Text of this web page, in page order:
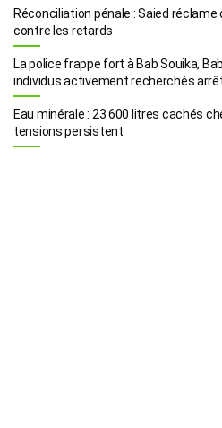
Réconciliation pénale : Saied
contre les retards
La police frappe fort à Bab Souika,
individus activement recherchés
Eau minérale : 23 600 litres cachés
tensions persistent